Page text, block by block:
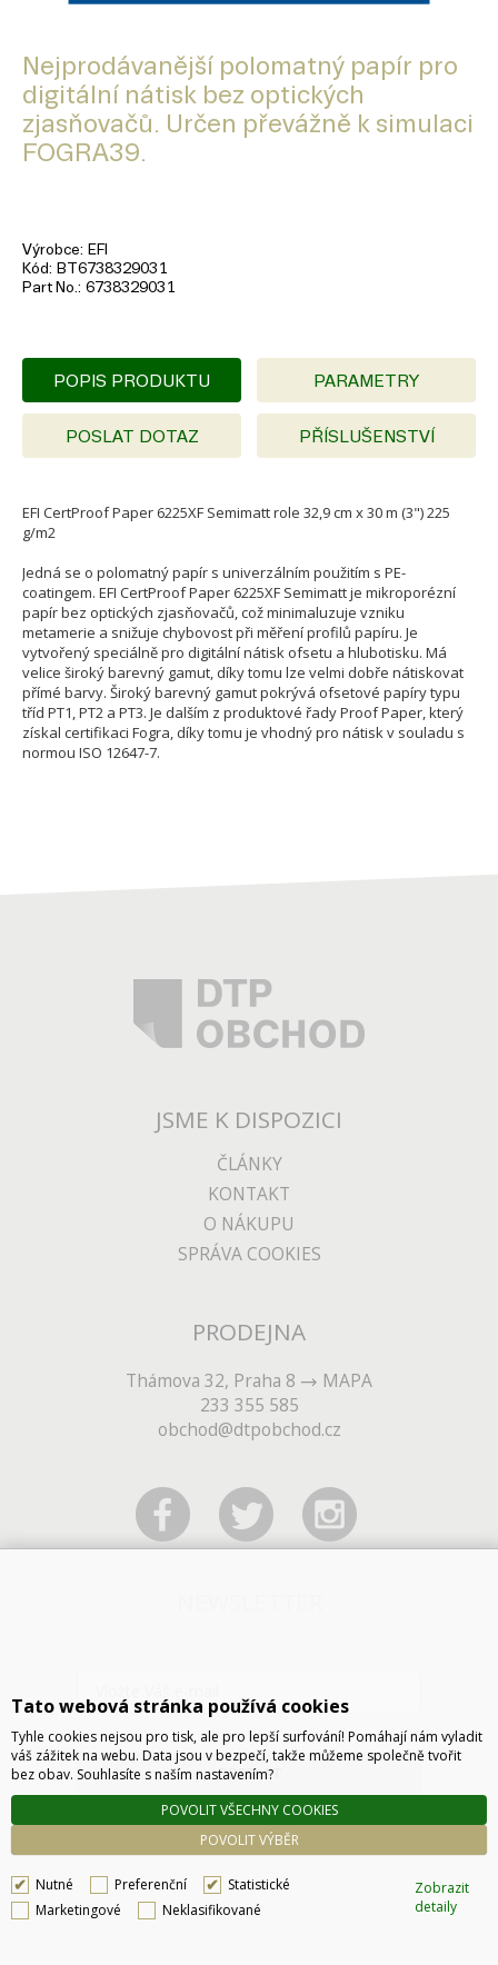
Nejprodávanější polomatný papír pro
digitální nátisk bez optických
zjasňovačů. Určen převážně k simulaci
FOGRA39.
Výrobce
EFI
Kód
BT6738329031
Part No. 6738329031
POPIS PRODUKTU PARAMETRY
POSLAT DOTAZ PŘÍSLUŠENSTVÍ
EFI CertProof Paper 6225XF Semimatt role 32,9 cm x 30 m (3") 225
g/m2
Jedná se o polomatný papír s univerzálním použitím s PE-
coatingem. EFI CertProof Paper 6225XF Semimatt je mikroporézní
papír bez optických zjasňovačů, což minimaluzuje vzniku
metamerie a snižuje chybovost při měření profilů papíru. Je
vytvořený speciálně pro digitální nátisk ofsetu a hlubotisku. Má
velice široký barevný gamut, díky tomu lze velmi dobře nátiskovat
přímé barvy. Široký barevný gamut pokrývá ofsetové papíry typu
tříd PT1, PT2 a PT3. Je dalším z produktové řady Proof Paper, který
získal certifikaci Fogra, díky tomu je vhodný pro nátisk v souladu s
normou ISO 12647-7.
JSME K DISPOZICI
ČLÁNKY
KONTAKT
O NÁKUPU
SPRÁVA COOKIES
PRODEJNA
Thámova 32, Praha 8
MAPA
233 355 585
obchod@dtpobchod.cz
ODESLAT
Tato webová stránka používá cookies
Tyhle cookies nejsou pro tisk, ale pro lepší surfování! Pomáhají nám vyladit
váš zážitek na webu. Data jsou v bezpečí, takže můžeme společně tvořit
bez obav. Souhlasíte s naším nastavením?
POVOLIT VÝBĚR
POVOLIT VŠECHNY COOKIES
Nutné Preferenční
Statistické
Marketingové
Neklasifikované
Zobrazit
detaily